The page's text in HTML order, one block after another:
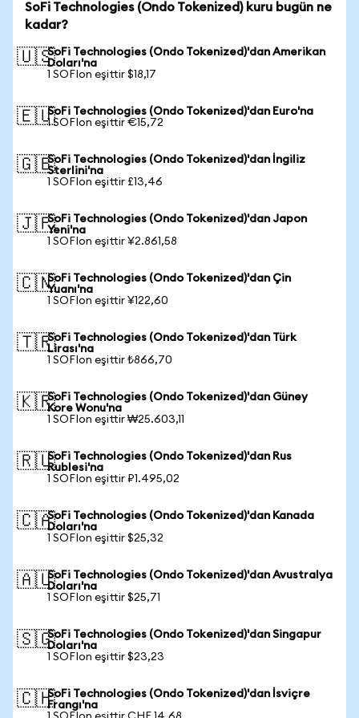
SoFi Technologies (Ondo Tokenized) kuru bugün ne
kadar?
🇺🇸SoFi Technologies (Ondo Tokenized)'dan Amerikan
Doları'na
1 SOFIon eşittir $18,17
🇪🇺SoFi Technologies (Ondo Tokenized)'dan Euro'na
1 SOFIon eşittir €15,72
🇬🇧SoFi Technologies (Ondo Tokenized)'dan İngiliz
Sterlini'na
1 SOFIon eşittir £13,46
🇯🇵SoFi Technologies (Ondo Tokenized)'dan Japon
Yeni'na
1 SOFIon eşittir ¥2.861,58
🇨🇳SoFi Technologies (Ondo Tokenized)'dan Çin
Yuanı'na
1 SOFIon eşittir ¥122,60
🇹🇷SoFi Technologies (Ondo Tokenized)'dan Türk
Lirası'na
1 SOFIon eşittir ₺866,70
🇰🇷SoFi Technologies (Ondo Tokenized)'dan Güney
Kore Wonu'na
1 SOFIon eşittir ₩25.603,11
🇷🇺SoFi Technologies (Ondo Tokenized)'dan Rus
Rublesi'na
1 SOFIon eşittir ₽1.495,02
🇨🇦SoFi Technologies (Ondo Tokenized)'dan Kanada
Doları'na
1 SOFIon eşittir $25,32
🇦🇺SoFi Technologies (Ondo Tokenized)'dan Avustralya
Doları'na
1 SOFIon eşittir $25,71
🇸🇬SoFi Technologies (Ondo Tokenized)'dan Singapur
Doları'na
1 SOFIon eşittir $23,23
🇨🇭SoFi Technologies (Ondo Tokenized)'dan İsviçre
Frangı'na